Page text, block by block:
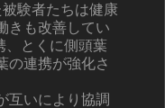
験者たちは健康
きも改善してい
、とくに側頭葉
の連携が強化さ
互いにより協調